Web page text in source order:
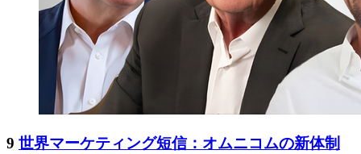
9 世界マーケティング短信：オムニコムの新体制